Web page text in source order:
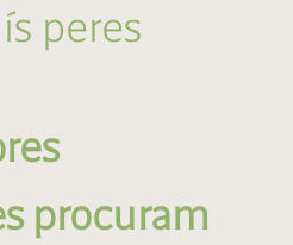
peres
procuram